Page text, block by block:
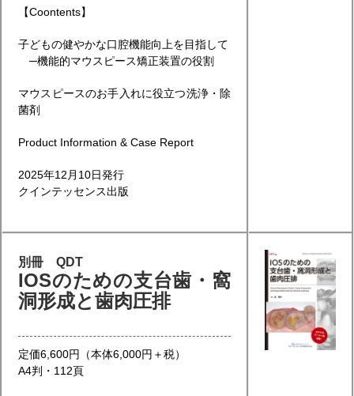
【Coontents】
子どもの健やかな口腔機能向上を目指して
─機能的マウスピース矯正装置の役割
マウスピースのお手入れに役立つ洗浄・除
菌剤
Product Information & Case Report
2025年12月10日発行
クインテッセンス出版
別冊 QDT
IOSのための支台歯・窩
洞形成と歯肉圧排
定価6,600円（本体6,000円＋税）
A4判・112頁